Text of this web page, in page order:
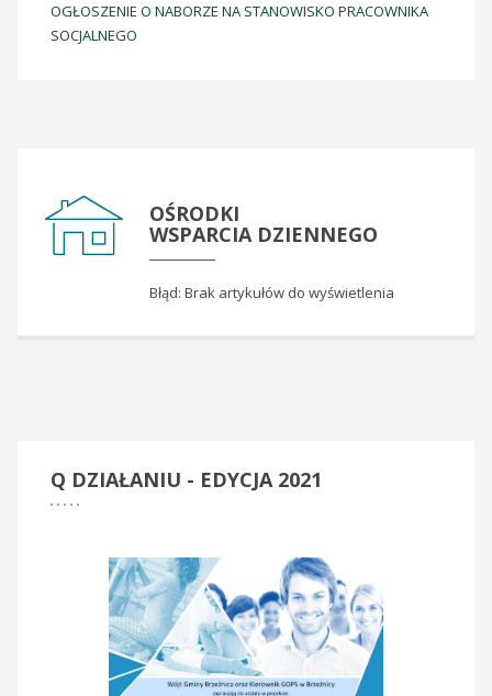
OGŁOSZENIE O NABORZE NA STANOWISKO PRACOWNIKA
SOCJALNEGO
OŚRODKI
WSPARCIA DZIENNEGO
Błąd: Brak artykułów do wyświetlenia
Q DZIAŁANIU - EDYCJA 2021